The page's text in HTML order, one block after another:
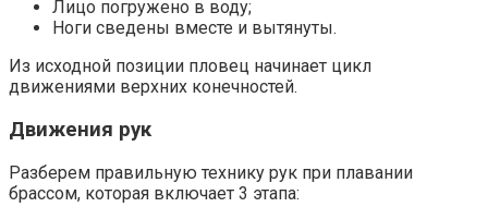
Лицо погружено в воду;
Ноги сведены вместе и вытянуты.
Из исходной позиции пловец начинает цикл
движениями верхних конечностей.
Движения рук
Разберем правильную технику рук при плавании
брассом, которая включает 3 этапа: